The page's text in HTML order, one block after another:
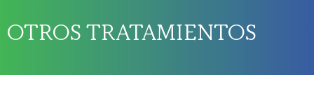
OTROS TRATAMIENTOS